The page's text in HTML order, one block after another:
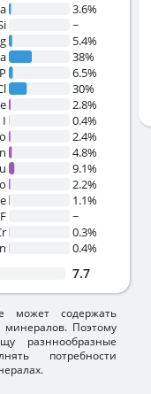
3.6%
~
5.4%
38%
P
6.5%
30%
2.8%
I
0.4%
2.4%
4.8%
9.1%
2.2%
1.1%
F
~
0.3%
0.4%
7.7
может содержать
Поэтому
разннообразные
потребности